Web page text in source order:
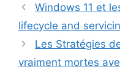
Windows 11 et
lifecycle and
Les Stratégies
vraiment mortes